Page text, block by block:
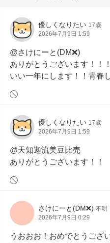
優しくなりたい 17歳
2026年7月9日 1:59
@さけにーと(DM❌)
ありがとうございます！！
いい一年にします！！青春
優しくなりたい 17歳
2026年7月9日 1:59
@天知迦流美豆比売
ありがとうございます！！
さけにーと(DM❌) 不明
2026年7月9日 0:29
うおおお！おめでとうござ